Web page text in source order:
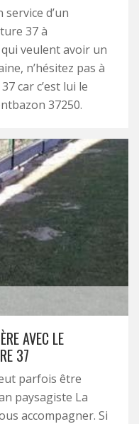
d’un
37 à
veulent avoir un
n’hésitez pas à
car c’est lui le
37250.
AVEC LE
37
parfois être
paysagiste La
accompagner. Si